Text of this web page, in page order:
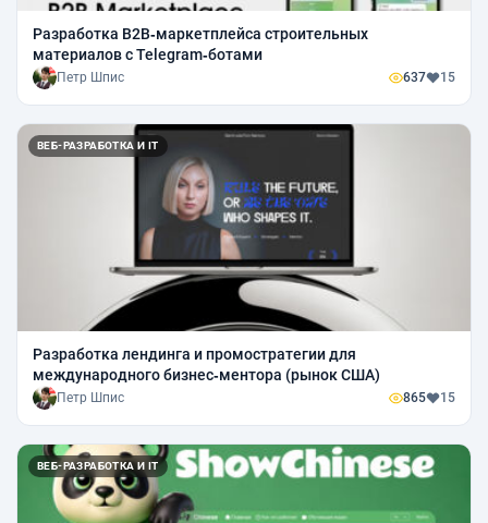
Разработка B2B‑маркетплейса строительных
материалов с Telegram‑ботами
Петр Шпис 637 15
ВЕБ-РАЗРАБОТКА И IT
Разработка лендинга и промостратегии для
международного бизнес‑ментора (рынок США)
Петр Шпис 865 15
ВЕБ-РАЗРАБОТКА И IT